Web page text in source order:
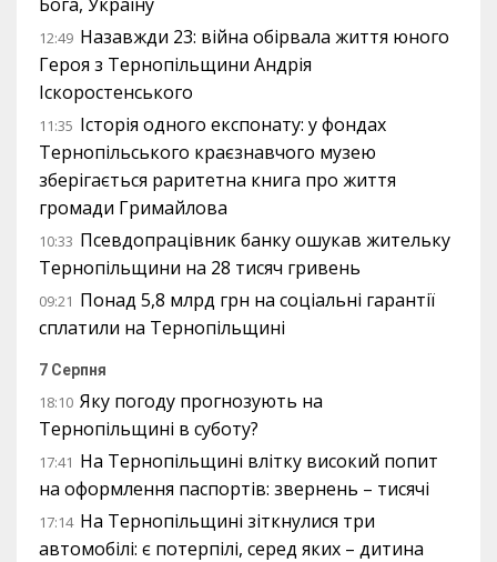
12:49 Назавжди 23: війна обірвала життя юного
Героя з Тернопільщини Андрія
Іскоростенського
11:35 Історія одного експонату: у фондах
Тернопільського краєзнавчого музею
зберігається раритетна книга про життя
громади Гримайлова
10:33 Псевдопрацівник банку ошукав жительку
Тернопільщини на 28 тисяч гривень
09:21 Понад 5,8 млрд грн на соціальні гарантії
сплатили на Тернопільщині
7 Серпня
18:10 Яку погоду прогнозують на
Тернопільщині в суботу?
17:41 На Тернопільщині влітку високий попит
на оформлення паспортів: звернень – тисячі
17:14 На Тернопільщині зіткнулися три
автомобілі: є потерпілі, серед яких – дитина